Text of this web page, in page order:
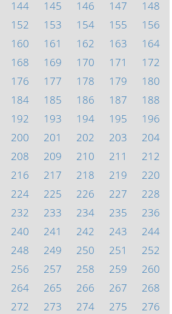
144 145 146 147
148
152 153 154 155
156
160 161 162 163
164
168 169 170 171
172
176 177 178 179
180
184 185 186 187
188
192 193 194 195
196
200 201 202 203
204
208 209 210 211
212
216 217 218 219
220
224 225 226 227
228
232 233 234 235
236
240 241 242 243
244
248 249 250 251
252
256 257 258 259
260
264 265 266 267
268
272 273 274 275
276